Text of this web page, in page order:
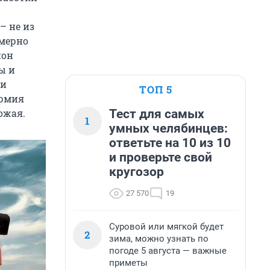
не из
и
ТОП 5
1
Тест для самых
умных челябинцев:
ответьте на 10 из 10
и проверьте свой
кругозор
27 570 19
2
Суровой или мягкой будет
зима, можно узнать по
погоде 5 августа — важные
приметы